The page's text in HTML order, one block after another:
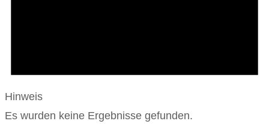
Hinweis
Es wurden keine Ergebnisse gefunden.